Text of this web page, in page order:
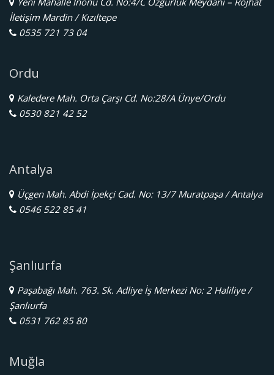
İletişim Mardin / Kızıltepe
0535 721 73 04
Ordu
Kaledere Mah. Orta Çarşı Cd. No:28/A Ünye/Ordu
0530 821 42 52
Antalya
Üçgen Mah. Abdi İpekçi Cad. No: 13/7 Muratpaşa / Antalya
0546 522 85 41
Şanlıurfa
Paşabağı Mah. 763. Sk. Adliye İş Merkezi No: 2 Haliliye /
Şanlıurfa
0531 762 85 80
Muğla